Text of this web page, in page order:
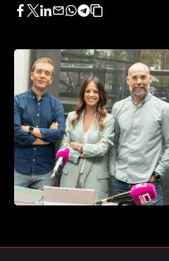
Facebook
Twitter
LinkedIn
Enviar
Whatsapp
Telegram
Copiar
artículo